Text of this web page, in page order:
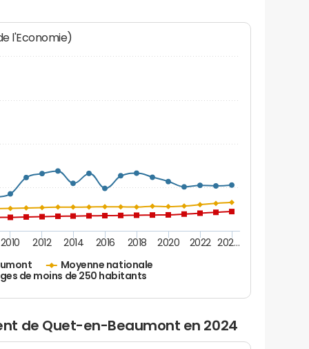
l'Economie)
Moyenne nationale
de moins de 250 habitants
2010 2012 2014 2016 2018 2020 2022 202…
de Quet-en-Beaumont en 2024